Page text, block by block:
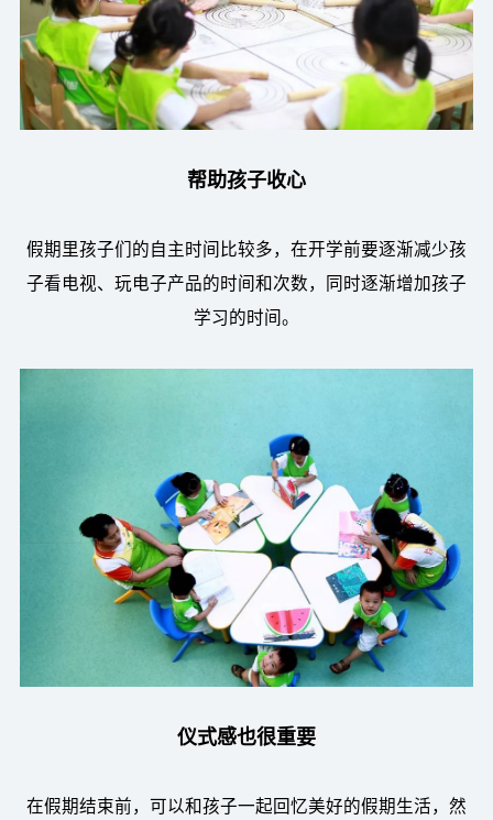
帮助孩子收心
假期里孩子们的自主时间比较多，在开学前要逐渐减少孩
子看电视、玩电子产品的时间和次数，同时逐渐增加孩子
学习的时间。
仪式感也很重要
在假期结束前，可以和孩子一起回忆美好的假期生活，然